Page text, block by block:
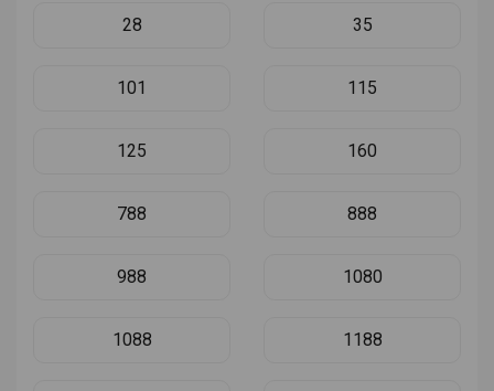
28 35
101 115
125 160
788 888
988 1080
1088 1188